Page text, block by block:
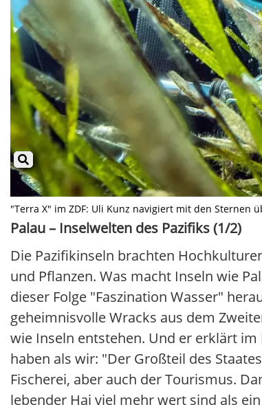
"Terra X" im ZDF: Uli Kunz navigiert mit den Sternen
Palau – Inselwelten des Pazifiks (1/2)
Die Pazifikinseln brachten
und Pflanzen. Was macht Inseln wie
dieser Folge "Faszination Wasser"
geheimnisvolle Wracks aus dem
wie Inseln entstehen. Und er erklärt im
haben als wir: "Der Großteil des
Fischerei, aber auch der Tourismus.
lebender Hai viel mehr wert sind als